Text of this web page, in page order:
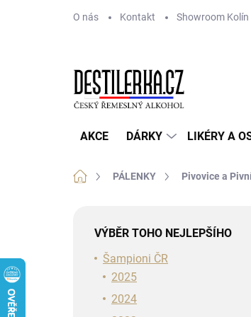
O nás Kontakt Showroom Kolín
AKCE DÁRKY LIKÉRY A
Domů PÁLENKY Pivovice a
VÝBĚR TOHO NEJLEPŠÍHO
Šampioni ČR
2025
2024